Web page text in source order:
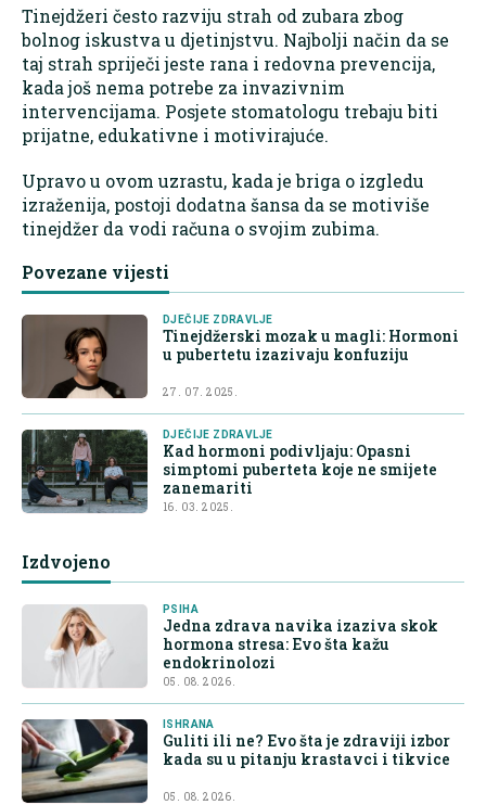
Tinejdžeri često razviju strah od zubara zbog
bolnog iskustva u djetinjstvu. Najbolji način da se
taj strah spriječi jeste rana i redovna prevencija,
kada još nema potrebe za invazivnim
intervencijama. Posjete stomatologu trebaju biti
prijatne, edukativne i motivirajuće.
Upravo u ovom uzrastu, kada je briga o izgledu
izraženija, postoji dodatna šansa da se motiviše
tinejdžer da vodi računa o svojim zubima.
Povezane vijesti
DJEČIJE ZDRAVLJE
Tinejdžerski mozak u magli: Hormoni
u pubertetu izazivaju konfuziju
27. 07. 2025.
DJEČIJE ZDRAVLJE
Kad hormoni podivljaju: Opasni
simptomi puberteta koje ne smijete
zanemariti
16. 03. 2025.
Izdvojeno
PSIHA
Jedna zdrava navika izaziva skok
hormona stresa: Evo šta kažu
endokrinolozi
05. 08. 2026.
ISHRANA
Guliti ili ne? Evo šta je zdraviji izbor
kada su u pitanju krastavci i tikvice
05. 08. 2026.